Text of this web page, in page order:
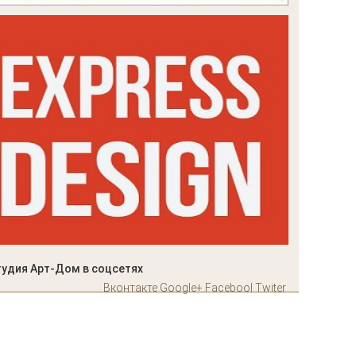
Арт-Дом в соцсетях
Вконтакте Google+ Facebool Twiter